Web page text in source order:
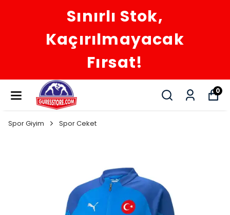
Sınırlı Stok,
Kaçırılmayacak
Fırsat!
0
Spor Giyim Spor Ceket